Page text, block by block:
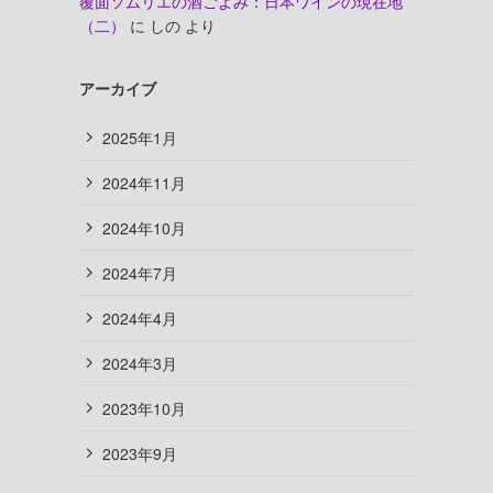
（二）
に しの より
アーカイブ
2025年1月
2024年11月
2024年10月
2024年7月
2024年4月
2024年3月
2023年10月
2023年9月